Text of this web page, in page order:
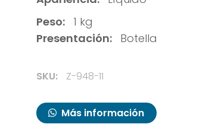
Peso: 1 kg
Presentación: Botella
SKU: Z-948-11
Más información